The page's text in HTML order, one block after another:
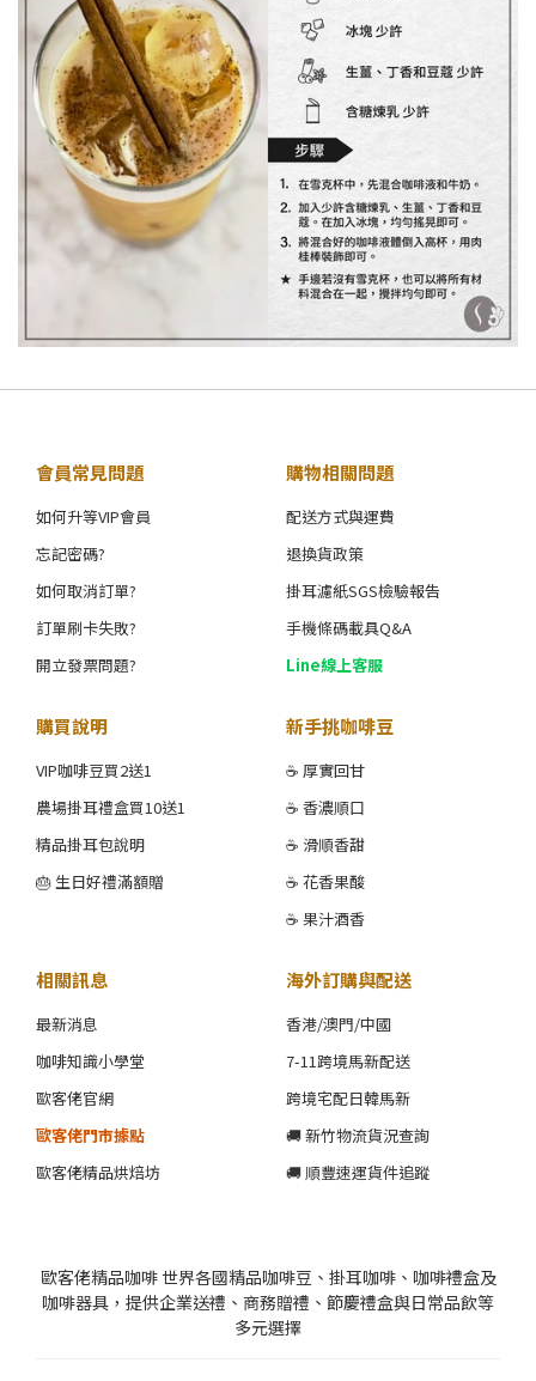
會員常見問題
如何升等VIP會員
忘記密碼?
如何取消訂單?
訂單刷卡失敗?
開立發票問題?
購物相關問題
配送方式與運費
退換貨政策
掛耳濾紙SGS檢驗報告
手機條碼載具Q&A
Line線上客服
購買說明
VIP咖啡豆買2送1
農場掛耳禮盒買10送1
精品掛耳包說明
🎂 生日好禮滿額贈
新手挑咖啡豆
☕ 厚實回甘
☕ 香濃順口
☕ 滑順香甜
☕ 花香果酸
☕ 果汁酒香
相關訊息
最新消息
咖啡知識小學堂
歐客佬官網
歐客佬門市據點
歐客佬精品烘焙坊
海外訂購與配送
香港/澳門/中國
7-11跨境馬新配送
跨境宅配日韓馬新
🚚 新竹物流貨況查詢
🚚 順豐速運貨件追蹤
歐客佬精品咖啡 世界各國精品咖啡豆、掛耳咖啡、咖啡禮盒及
咖啡器具，提供企業送禮、商務贈禮、節慶禮盒與日常品飲等
多元選擇